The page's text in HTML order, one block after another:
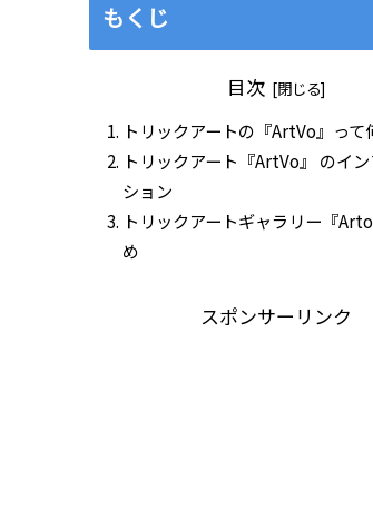
もくじ
目次
トリックアートの『ArtVo』って
トリックアート『ArtVo』 のイ
ション
トリックアートギャラリー『
め
スポンサーリンク